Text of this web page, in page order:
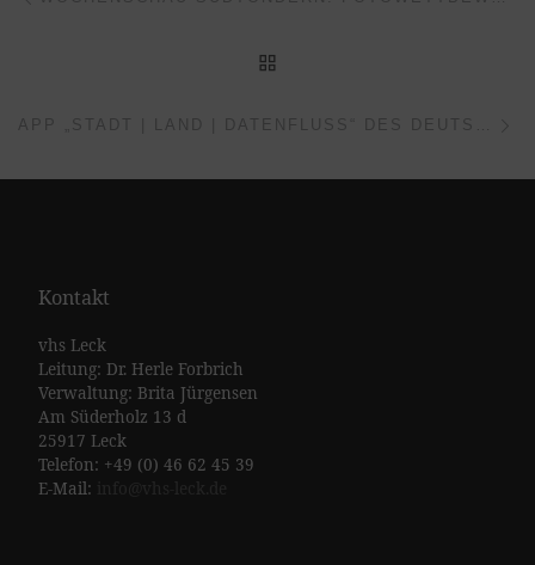
APP „STADT | LAND | DATENFLUSS“ DES DEUTSCHEN VOLKSHOCHSCHULVERBANDES MIT ONLINEKURS
Kontakt
vhs Leck
Leitung: Dr. Herle Forbrich
Verwaltung: Brita Jürgensen
Am Süderholz 13 d
25917 Leck
Telefon: +49 (0) 46 62 45 39
E-Mail: